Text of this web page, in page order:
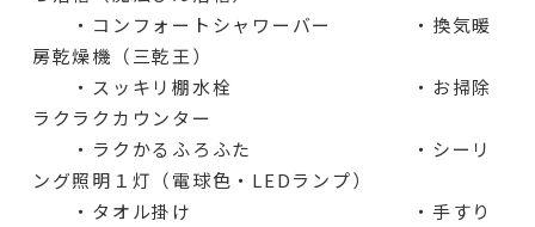
・コンフォートシャワーバー ・換気暖
房乾燥機（三乾王）
・スッキリ棚水栓 ・お掃除
ラクラクカウンター
・ラクかるふろふた ・シーリ
ング照明１灯（電球色・LEDランプ）
・タオル掛け ・手すり